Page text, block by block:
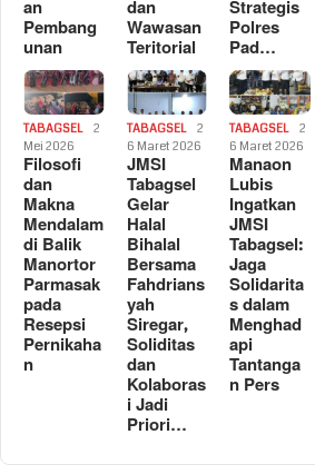
an
Pembang
unan
dan
Wawasan
Teritorial
Strategis
Polres
Pad…
TABAGSEL
2
Mei 2026
Filosofi
dan
Makna
Mendalam
di Balik
Manortor
Parmasak
pada
Resepsi
Pernikaha
n
TABAGSEL
2
6 Maret 2026
JMSI
Tabagsel
Gelar
Halal
Bihalal
Bersama
Fahdrians
yah
Siregar,
Soliditas
dan
Kolaboras
i Jadi
Priori…
TABAGSEL
2
6 Maret 2026
Manaon
Lubis
Ingatkan
JMSI
Tabagsel:
Jaga
Solidarita
s dalam
Menghad
api
Tantanga
n Pers